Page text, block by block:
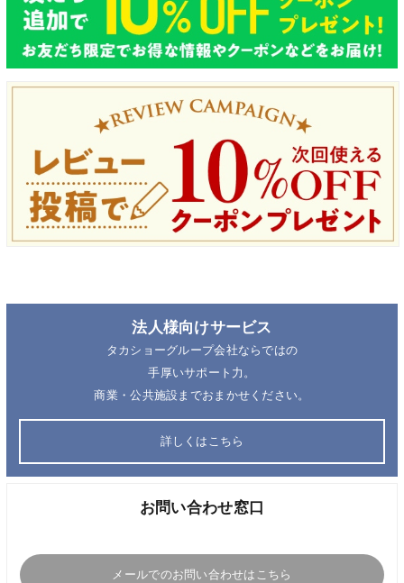
法人様向けサービス
タカショーグループ会社ならではの
手厚いサポート力。
商業・公共施設までおまかせください。
詳しくはこちら
お問い合わせ窓口
メールでのお問い合わせはこちら